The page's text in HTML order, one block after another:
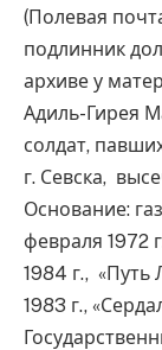
(Полевая
подлинник
архиве у
Адиль-Гирея
солдат,
г. Севска,
Основание:
февраля 1972
1984 г., «Путь
1983 г.,